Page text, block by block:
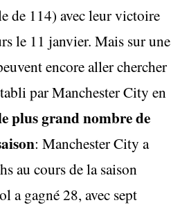
de 114) avec leur victoire
le 11 janvier. Mais sur une
encore aller chercher
par Manchester City en
plus grand nombre de
: Manchester City a
au cours de la saison
a gagné 28, avec sept